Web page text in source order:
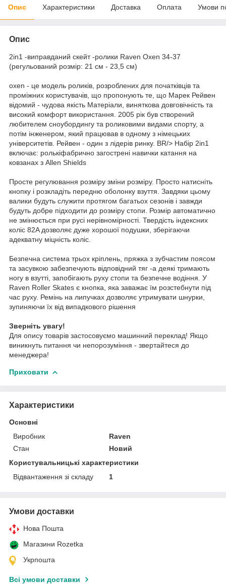
Опис Характеристики Доставка Оплата Умови
Опис
2in1 -виправданий скейт -ролики Raven Oxen 34-37
(регульований розмір: 21 см - 23,5 см)
oxen - це модель роликів, розроблених для початківців та
проміжних користувачів, що пропонують те, що Марек Рейвен
відомий - чудова якість Матеріали, виняткова довговічність та
високий комфорт використання. 2005 рік був створений
любителем сноубордингу та роликовими видами спорту, а
потім інженером, який працював в одному з німецьких
університетів. Рейвен - один з лідерів ринку. BR/> Набір 2in1
включає: ролькіфабрично загострені навички катання на
ковзанах з Allen Shields
Просте регулювання розміру зміни розміру. Просто натисніть
кнопку і розкладіть передню оболонку взуття. Завдяки цьому
валики будуть служити протягом багатьох сезонів і завжди
будуть добре підходити до розміру стопи. Розмір автоматично
не змінюється при русі нерівномірності. Твердість індексних
коліс 82A дозволяє дуже хорошої подушки, зберігаючи
адекватну міцність коліс.
Безпечна система трьох кріплень, пряжка з зубчастим поясом
та засувкою забезпечують відповідний тяг -а деякі тримають
ногу в взутті, запобігають руху стопи та безпечне водіння. У
Raven Roller Skates є кнопка, яка заважає їм розстебнути під
час руху. Ремінь на липучках дозволяє утримувати шнурки,
зупиняючи їх від випадкового рішення
Зверніть увагу!
Для опису товарів застосовуємо машинний переклад! Якщо
виникнуть питання чи непорозуміння - звертайтеся до
менеджера!
Приховати
Характеристики
Основні
Виробник
Raven
Стан
Новий
Користувальницькі характеристики
Відвантаження зі складу
1
Умови доставки
Нова Пошта
Магазини Rozetka
Укрпошта
Всі умови доставки